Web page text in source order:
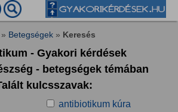
» Betegségek » Keresés
- Gyakori kérdések
- betegségek témában
kulcsszavak:
antibiotikum kúra